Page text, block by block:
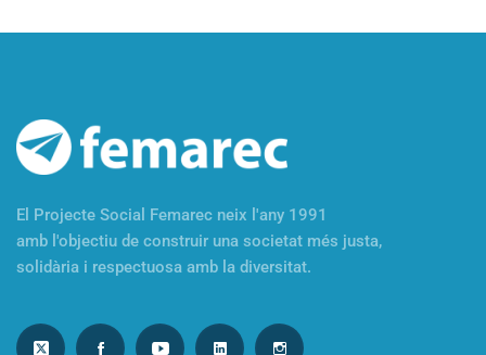
El Projecte Social Femarec neix l'any 1991
amb l'objectiu de construir una societat més justa,
solidària i respectuosa amb la diversitat.